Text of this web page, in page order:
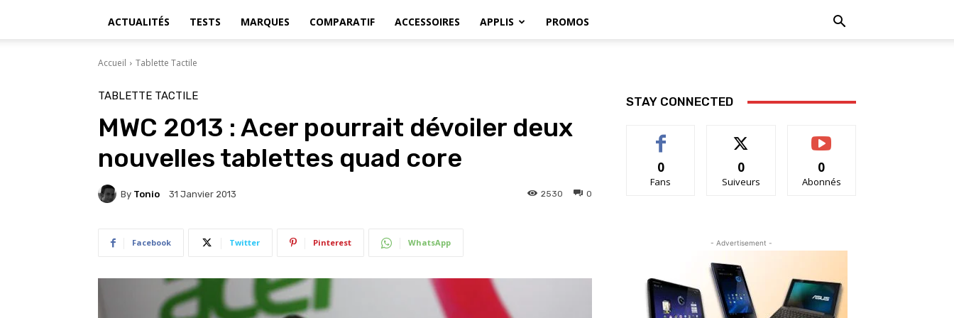
ACTUALITÉS TESTS MARQUES COMPARATIF ACCESSOIRES APPLIS PROMOS
Accueil Tablette Tactile
TABLETTE TACTILE
MWC 2013 : Acer pourrait dévoiler deux
nouvelles tablettes quad core
By Tonio 31 Janvier 2013 0
2530
Facebook Twitter Pinterest WhatsApp
STAY CONNECTED
0
Fans
0
Suiveurs
0
Abonnés
- Advertisement -